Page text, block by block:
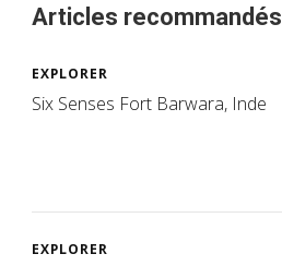
Articles recommandés
EXPLORER
Six Senses Fort Barwara, Inde
EXPLORER